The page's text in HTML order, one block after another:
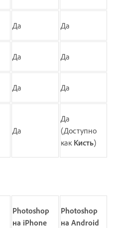
Да Да
Да Да
Да Да
Да
Да
(Доступно
как Кисть)
Photoshop
на iPhone
Photoshop
на Android